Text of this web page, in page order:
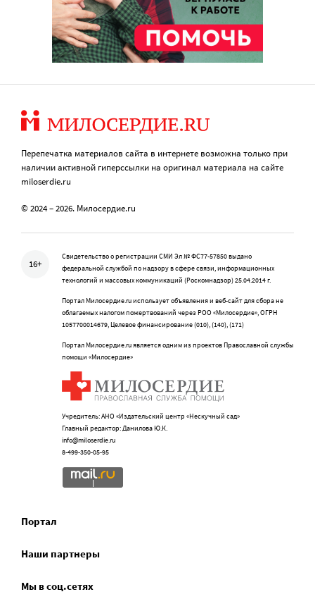
Перепечатка материалов сайта в интернете возможна только при
наличии активной гиперссылки на оригинал материала на сайте
miloserdie.ru
© 2024 – 2026. Милосердие.ru
16+
Свидетельство о регистрации СМИ Эл № ФС77-57850 выдано
федеральной службой по надзору в сфере связи, информационных
технологий и массовых коммуникаций (Роскомнадзор) 25.04.2014 г.
Портал Милосердие.ru использует объявления и веб-сайт для сбора не
облагаемых налогом пожертвований через РОО «Милосердие», ОГРН
1057700014679, Целевое финансирование (010), (140), (171)
Портал Милосердие.ru является одним из проектов Православной службы
помощи «Милосердие»
Учредитель: АНО «Издательский центр «Нескучный сад»
Главный редактор: Данилова Ю.К.
info@miloserdie.ru
8-499-350-05-95
Портал
Наши партнеры
Мы в соц.сетях